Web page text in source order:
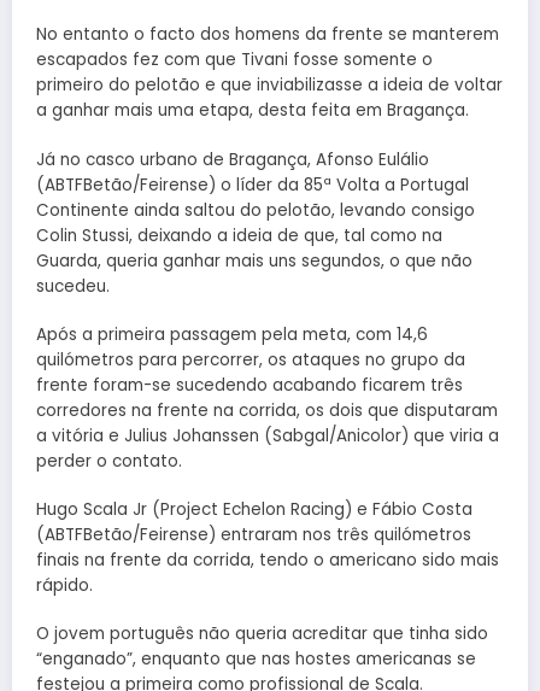
No entanto o facto dos homens da frente se manterem
escapados fez com que Tivani fosse somente o
primeiro do pelotão e que inviabilizasse a ideia de voltar
a ganhar mais uma etapa, desta feita em Bragança.
Já no casco urbano de Bragança, Afonso Eulálio
(ABTFBetão/Feirense) o líder da 85ª Volta a Portugal
Continente ainda saltou do pelotão, levando consigo
Colin Stussi, deixando a ideia de que, tal como na
Guarda, queria ganhar mais uns segundos, o que não
sucedeu.
Após a primeira passagem pela meta, com 14,6
quilómetros para percorrer, os ataques no grupo da
frente foram-se sucedendo acabando ficarem três
corredores na frente na corrida, os dois que disputaram
a vitória e Julius Johanssen (Sabgal/Anicolor) que viria a
perder o contato.
Hugo Scala Jr (Project Echelon Racing) e Fábio Costa
(ABTFBetão/Feirense) entraram nos três quilómetros
finais na frente da corrida, tendo o americano sido mais
rápido.
O jovem português não queria acreditar que tinha sido
“enganado”, enquanto que nas hostes americanas se
festejou a primeira como profissional de Scala.